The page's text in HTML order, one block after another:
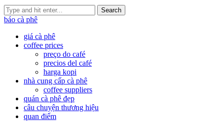
Search
báo cà phê
giá cà phê
coffee prices
preço do café
precios del café
harga kopi
nhà cung cấp cà phê
coffee suppliers
quán cà phê đẹp
câu chuyện thương hiệu
quan điểm